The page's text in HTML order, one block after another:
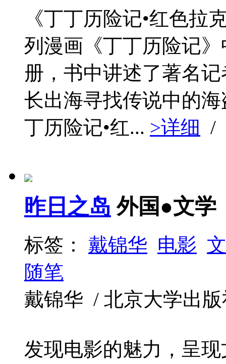
《丁丁历险记•红色拉
列漫画《丁丁历险记
册，书中讲述了著名
长出海寻找传说中的
丁历险记•红... >详细 /
昨日之岛 外国●文学
标签： 戴锦华 电影
随笔
戴锦华 / 北京大学出
发现电影的魅力，呈